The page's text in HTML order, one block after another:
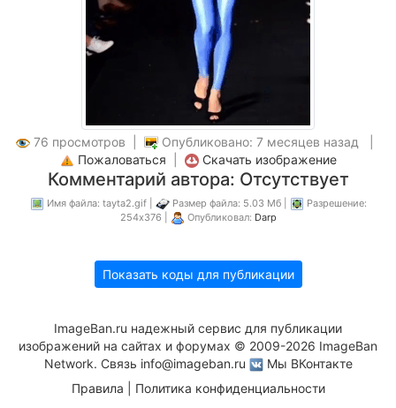
76 просмотров |
Опубликовано: 7 месяцев назад |
Пожаловаться
Скачать изображение
Комментарий автора: Отсутствует
Имя файла: tayta2.gif | Размер файла: 5.03 Мб |
Разрешение:
254x376 |
Опубликовал: Darp
Показать коды для публикации
ImageBan.ru надежный сервис для публикации
изображений на сайтах и форумах © 2009-2026 ImageBan
Network. Связь info@imageban.ru
Мы ВКонтакте
Правила
Политика конфиденциальности